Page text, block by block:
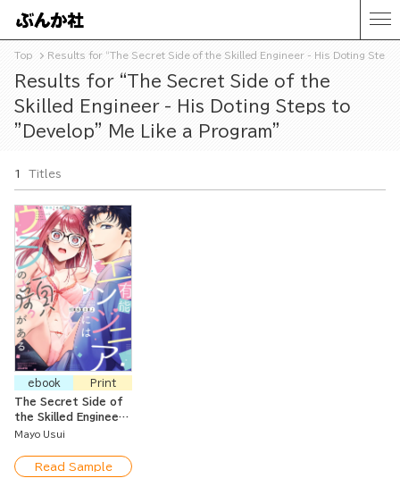
Top Results for “The Secret Side of the Skilled Engineer - His Doting Steps
Results for “The Secret Side of the
Skilled Engineer - His Doting Steps to
"Develop" Me Like a Program”
Titles
1
ebook
Print
The Secret Side of
the Skilled Engineer -
His Doting Steps to
Program
Mayo Usui
Read Sample